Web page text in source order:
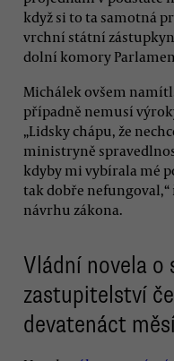
když si to ta samotná
vrchní státní
dolní komory
Michálek ovšem
případně nemusí
„Lidsky chápu, že
ministryně
kdyby mi vybírala mé
tak dobře nefungoval,“
návrhu zákona.
Vládní novela o
zastupitelství
devatenáct